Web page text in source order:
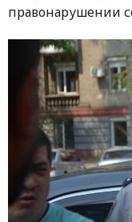
правонарушении